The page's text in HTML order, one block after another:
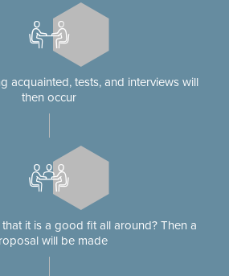
acquainted, tests, and interviews will
then occur
it is a good fit all around? Then a
will be made